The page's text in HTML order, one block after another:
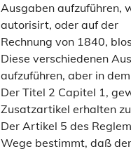
Ausgaben aufzuführen,
autorisirt, oder auf der
Rechnung von 1840,
Diese verschiedenen
aufzuführen, aber in
Der Titel 2 Capitel 1,
Zusatzartikel erhalten
Der Artikel 5 des
Wege bestimmt, daß